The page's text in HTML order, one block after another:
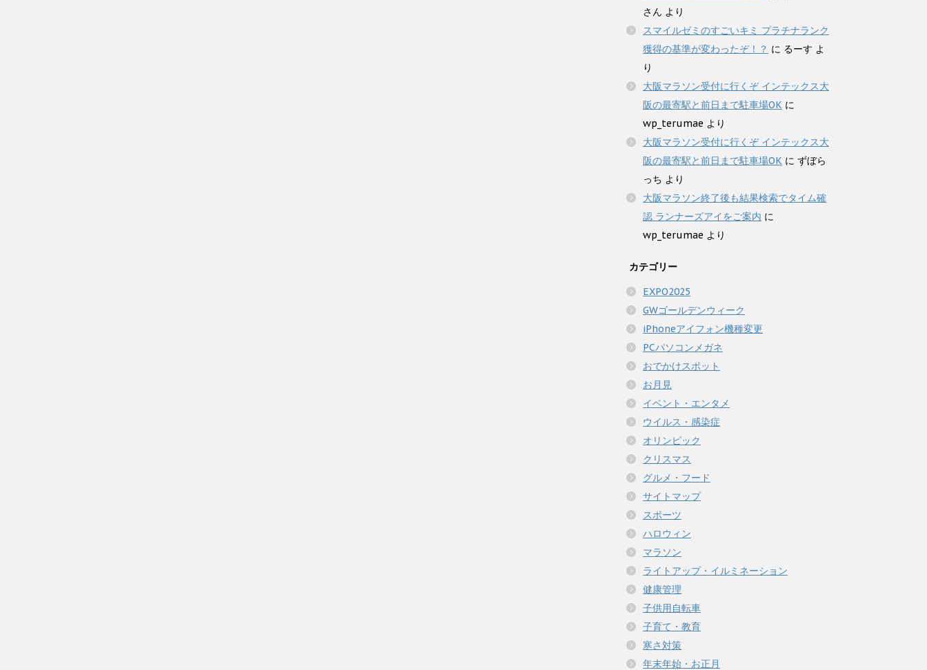
さん より
スマイルゼミのすごいキミ プラチナランク
獲得の基準が変わったぞ！？ に るーす よ
り
大阪マラソン受付に行くぞ インテックス大
阪の最寄駅と前日まで駐車場OK に
wp_terumae より
大阪マラソン受付に行くぞ インテックス大
阪の最寄駅と前日まで駐車場OK に ずぼら
っち より
大阪マラソン終了後も結果検索でタイム確
認 ランナーズアイをご案内 に
wp_terumae より
カテゴリー
EXPO2025
GWゴールデンウィーク
iPhoneアイフォン機種変更
PCパソコンメガネ
おでかけスポット
お月見
イベント・エンタメ
ウイルス・感染症
オリンピック
クリスマス
グルメ・フード
サイトマップ
スポーツ
ハロウィン
マラソン
ライトアップ・イルミネーション
健康管理
子供用自転車
子育て・教育
寒さ対策
年末年始・お正月